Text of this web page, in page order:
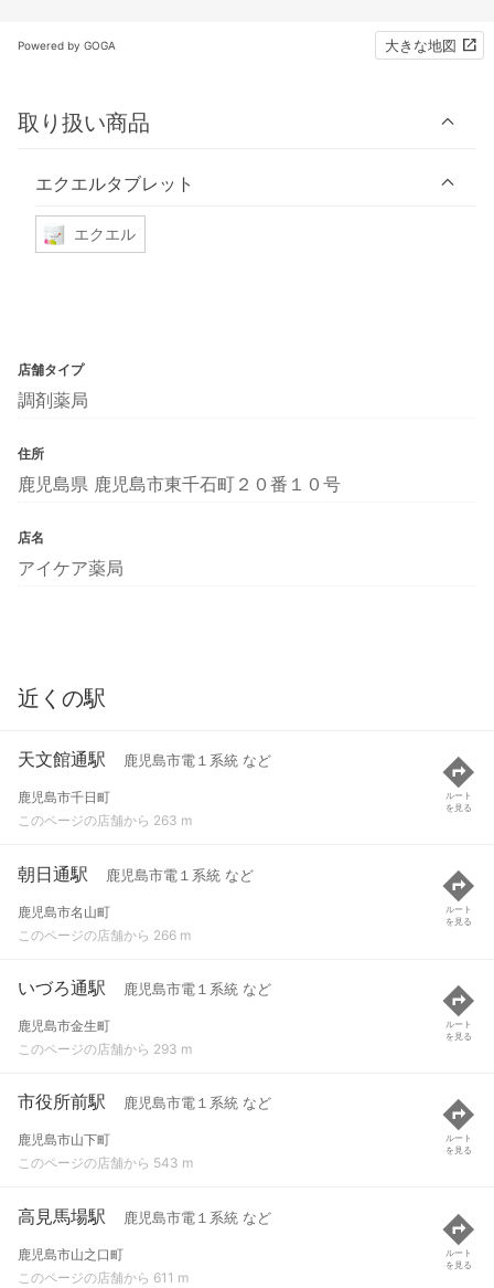
Powered by GOGA 大きな地図
取り扱い商品
エクエルタブレット
エクエル
店舗タイプ
調剤薬局
住所
鹿児島県 鹿児島市東千石町２０番１０号
店名
アイケア薬局
近くの駅
天文館通駅 鹿児島市電１系統 など
鹿児島市千日町
このページの店舗から 263 m
ルート
を見る
朝日通駅 鹿児島市電１系統 など
鹿児島市名山町
このページの店舗から 266 m
ルート
を見る
いづろ通駅 鹿児島市電１系統 など
鹿児島市金生町
このページの店舗から 293 m
ルート
を見る
市役所前駅 鹿児島市電１系統 など
鹿児島市山下町
このページの店舗から 543 m
ルート
を見る
高見馬場駅 鹿児島市電１系統 など
鹿児島市山之口町
このページの店舗から 611 m
ルート
を見る